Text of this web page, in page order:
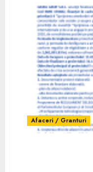
Afaceri / Granturi